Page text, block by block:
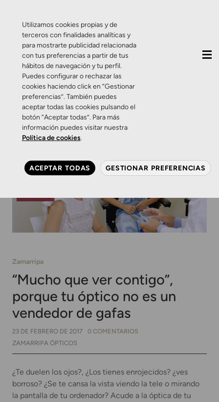
Zamarripa
“Mucho que ver contigo”,
porque tu óptico no es un
vendedor de gafas
23 DE FEBRERO DE 2017
0 COMENTARIOS
ZAMARRIPA ÓPTICOS
¿Te duelen los ojos?, ¿Los tienes enrojecidos? ¿ves
borroso? ¿Se te cansa la vista viendo la tele o mirando
la pantalla de tu ordenador? Acude a la óptica de tu
Utilizamos cookies propias y de
terceros con finalidades analíticas y
para mostrarte publicidad relacionada
con tus preferencias a partir de tus
hábitos de navegación y tu perfil.
Puedes configurar o rechazar las
cookies haciendo click en “Gestionar
preferencias”. También puedes
aceptar todas las cookies pulsando el
botón “Aceptar todas”. Para más
información puedes visitar nuestra
Política de cookies.
ACEPTAR TODAS GESTIONAR PREFERENCIAS